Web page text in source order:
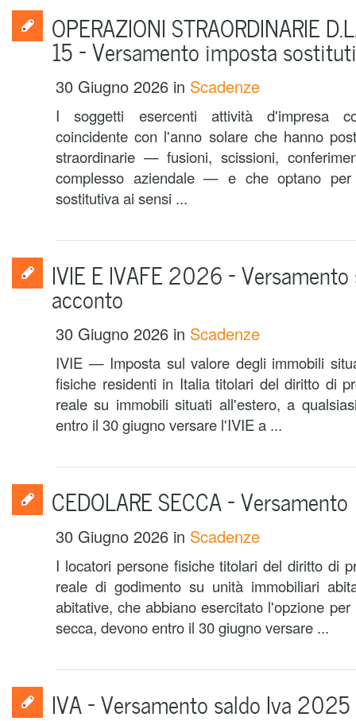
OPERAZIONI STRAORDINARIE
15 – Versamento imposta
30 Giugno 2026 in Scadenze
I soggetti esercenti attività d'impresa
coincidente con l'anno solare che hanno
straordinarie — fusioni, scissioni,
complesso aziendale — e che optano per
sostitutiva ai sensi ...
IVIE E IVAFE 2026 –
acconto
30 Giugno 2026 in Scadenze
IVIE — Imposta sul valore degli immobili
fisiche residenti in Italia titolari del diritto di
reale su immobili situati all'estero, a
entro il 30 giugno versare l'IVIE a ...
CEDOLARE SECCA – Versamento
30 Giugno 2026 in Scadenze
I locatori persone fisiche titolari del diritto di
reale di godimento su unità immobiliari
abitative, che abbiano esercitato l'opzione
secca, devono entro il 30 giugno versare ...
IVA – Versamento saldo Iva 2025